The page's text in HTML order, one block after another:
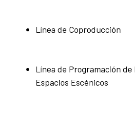
Línea de Coproducción
Línea de Programación de
Espacios Escénicos